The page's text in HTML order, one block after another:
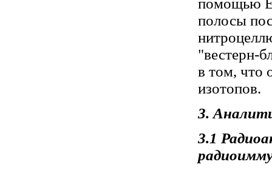
полосы
"вестерн-
в том, что
изотопов.
3.
3.1